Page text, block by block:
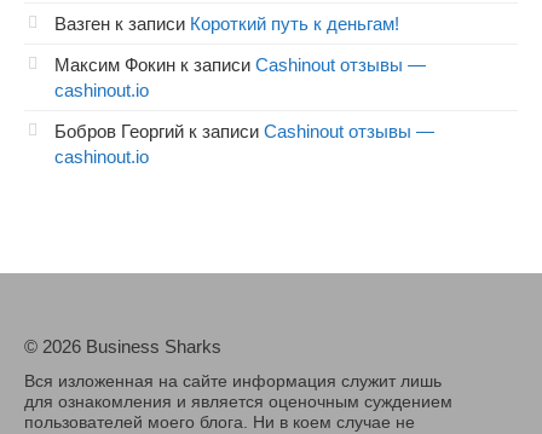
Вазген к записи Короткий путь к деньгам!
Максим Фокин к записи Cashinout отзывы —
cashinout.io
Бобров Георгий к записи Cashinout отзывы —
cashinout.io
© 2026 Business Sharks
Вся изложенная на сайте информация служит лишь
для ознакомления и является оценочным суждением
пользователей моего блога. Ни в коем случае не